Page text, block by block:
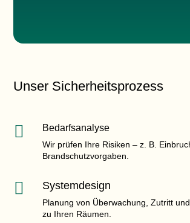
Unser Sicherheitsprozess
 Bedarfsanalyse
Wir prüfen Ihre Risiken – z. B.
Brandschutzvorgaben.
 Systemdesign
Planung von Überwachung, Zutritt
zu Ihren Räumen.